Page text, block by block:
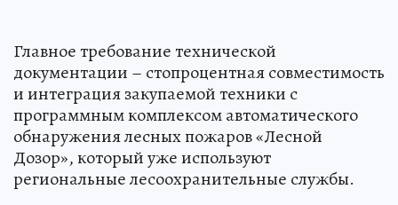
Главное требование технической
документации – стопроцентная совместимость
и интеграция закупаемой техники с
программным комплексом автоматического
обнаружения лесных пожаров «Лесной
Дозор», который уже используют
региональные лесоохранительные службы.